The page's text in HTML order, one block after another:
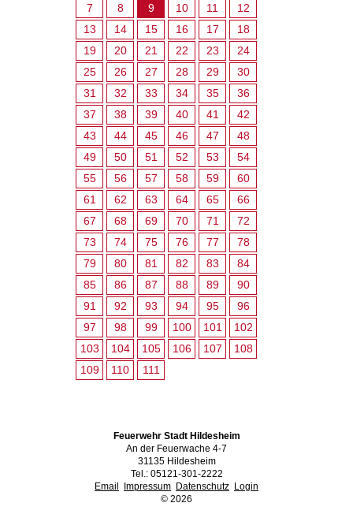
7
8 9 10 11
12
13
14 15 16 17
18
19
20 21 22 23
24
25
26 27 28 29
30
31
32 33 34 35
36
37
38 39 40 41
42
43
44 45 46 47
48
49
50 51 52 53
54
55
56 57 58 59
60
61
62 63 64 65
66
67
68 69 70 71
72
73
74 75 76 77
78
79
80 81 82 83
84
85
86 87 88 89
90
91
92 93 94 95
96
97
98 99 100 101
102
103
104 105 106 107
108
109
110 111
Feuerwehr Stadt Hildesheim
An der Feuerwache 4-7
31135 Hildesheim
Tel.: 05121-301-2222
Email Impressum Datenschutz Login
© 2026